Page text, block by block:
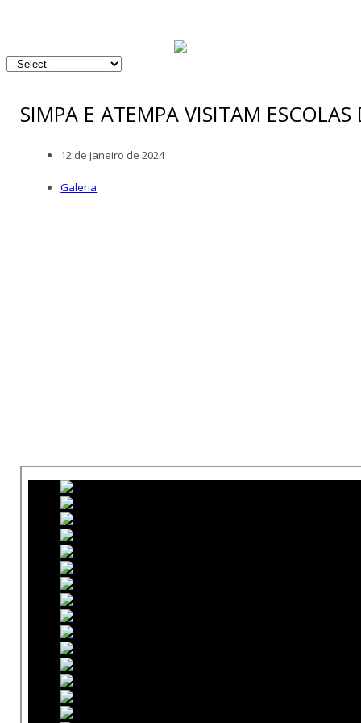
SIMPA E ATEMPA VISITAM
12 de janeiro de 2024
Galeria